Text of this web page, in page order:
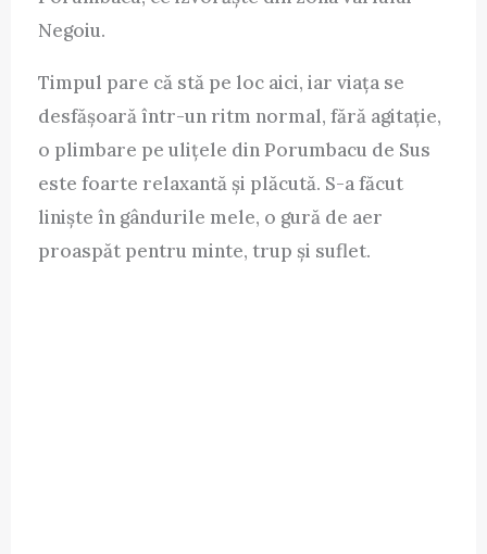
Negoiu.
Timpul pare că stă pe loc aici, iar viața se
desfășoară într-un ritm normal, fără agitație,
o plimbare pe ulițele din Porumbacu de Sus
este foarte relaxantă și plăcută. S-a făcut
liniște în gândurile mele, o gură de aer
proaspăt pentru minte, trup și suflet.